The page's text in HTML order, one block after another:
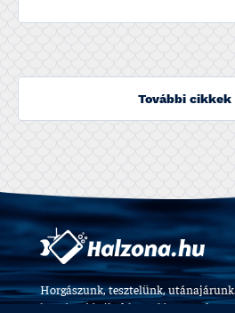
További cikkek
Horgászunk, tesztelünk,